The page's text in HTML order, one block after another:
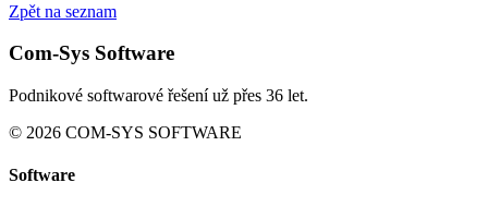
Zpět na seznam
Com-Sys Software
Podnikové softwarové řešení už přes 36 let.
© 2026 COM-SYS SOFTWARE
Software